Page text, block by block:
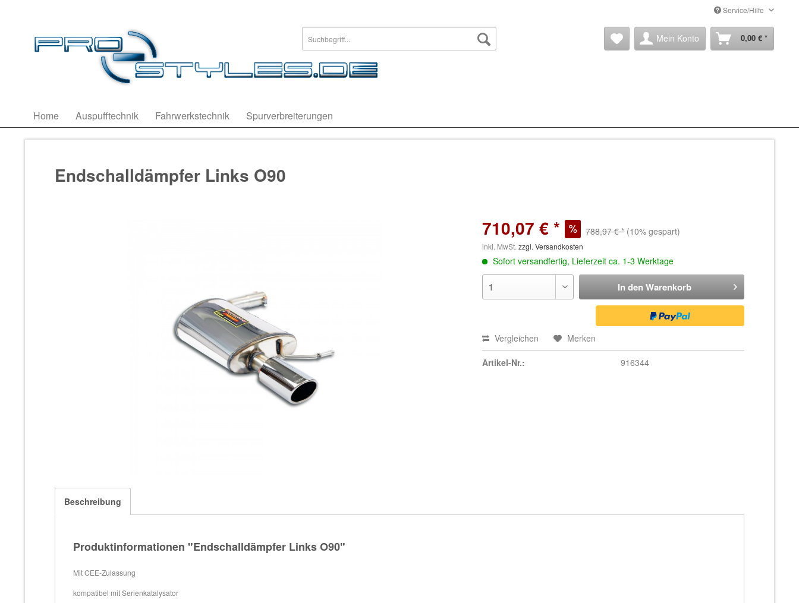
Service/Hilfe
Mein Konto 0,00 € *
Home Auspufftechnik Fahrwerkstechnik Spurverbreiterungen
Endschalldämpfer Links O90
710,07 € * 788,97 € * (10% gespart)
inkl. MwSt.zzgl. Versandkosten
Sofort versandfertig, Lieferzeit ca. 1-3 Werktage
In den Warenkorb
Vergleichen Merken
Artikel-Nr.: 916344
Beschreibung
Produktinformationen "Endschalldämpfer Links O90"
Mit CEE-Zulassung
kompatibel mit Serienkatalysator